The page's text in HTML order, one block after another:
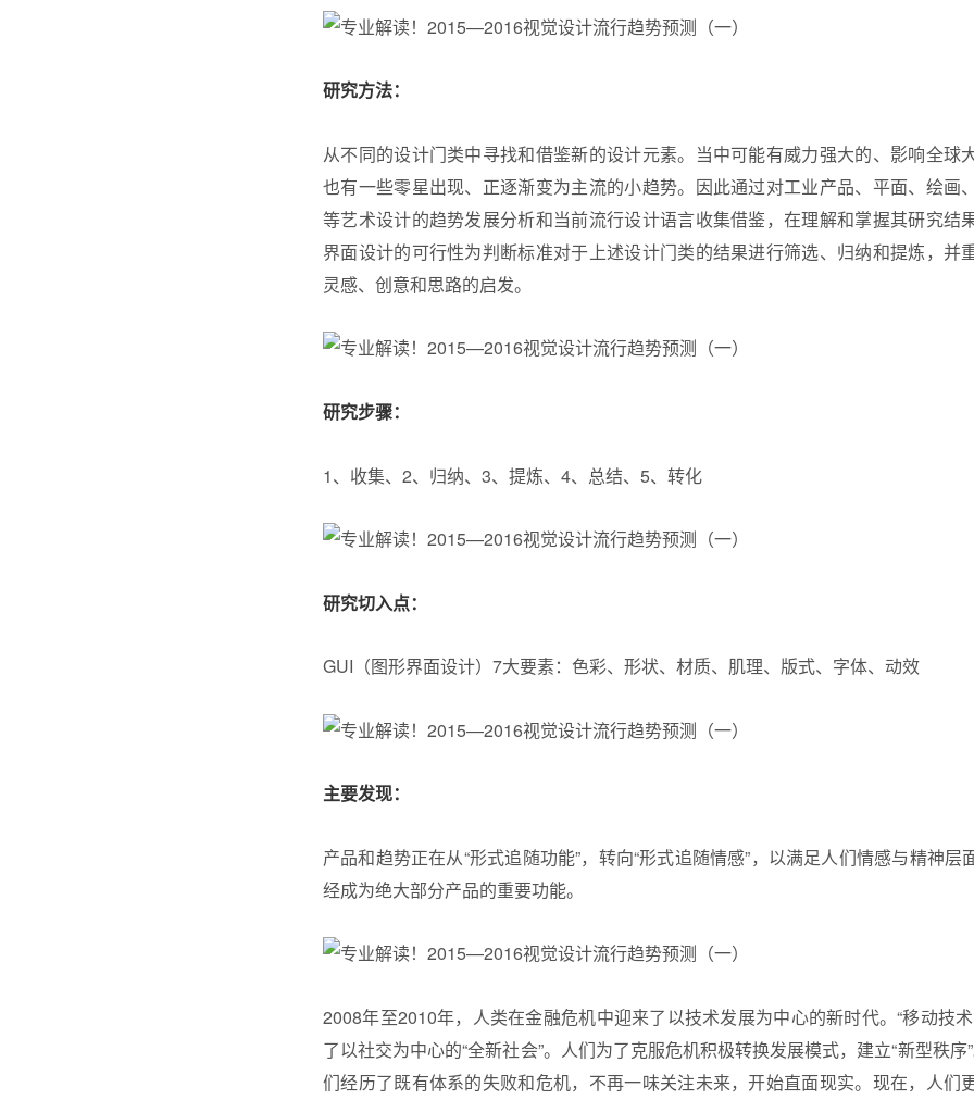
研究方法：
从不同的设计门类中寻找和借鉴新的设计元素。当中可能有威力强大的、影响全球
也有一些零星出现、正逐渐变为主流的小趋势。因此通过对工业产品、平面、绘画
等艺术设计的趋势发展分析和当前流行设计语言收集借鉴，在理解和掌握其研究结
界面设计的可行性为判断标准对于上述设计门类的结果进行筛选、归纳和提炼，并
灵感、创意和思路的启发。
研究步骤：
1、收集、2、归纳、3、提炼、4、总结、5、转化
研究切入点：
GUI（图形界面设计）7大要素：色彩、形状、材质、肌理、版式、字体、动效
主要发现：
产品和趋势正在从“形式追随功能”，转向“形式追随情感”，以满足人们情感与精神层
经成为绝大部分产品的重要功能。
2008年至2010年，人类在金融危机中迎来了以技术发展为中心的新时代。“移动技
了以社交为中心的“全新社会”。人们为了克服危机积极转换发展模式，建立“新型秩
们经历了既有体系的失败和危机，不再一味关注未来，开始直面现实。现在，人们